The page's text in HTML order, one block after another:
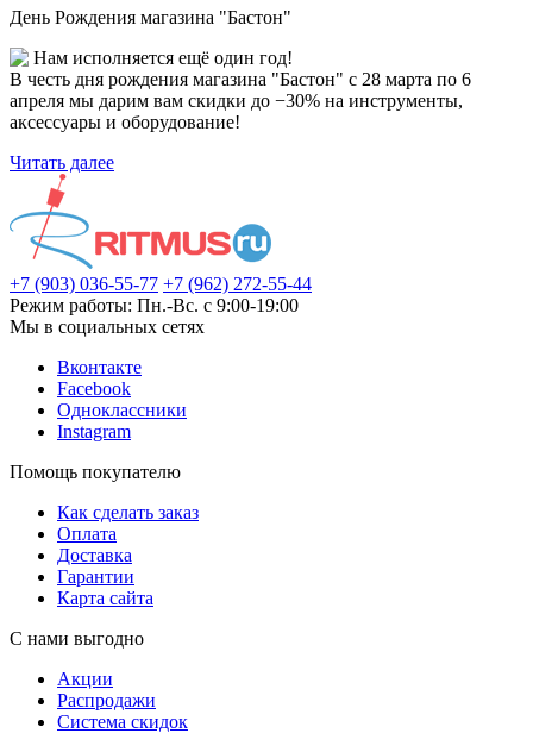
День Рождения магазина "Бастон"
Нам исполняется ещё один год!
В честь дня рождения магазина "Бастон" с 28 марта по 6
апреля мы дарим вам скидки до −30% на инструменты,
аксессуары и оборудование!
Читать далее
+7 (903) 036-55-77 +7 (962) 272-55-44
Режим работы: Пн.-Вс. с 9:00-19:00
Мы в социальных сетях
Вконтакте
Facebook
Одноклассники
Instagram
Помощь покупателю
Как сделать заказ
Оплата
Доставка
Гарантии
Карта сайта
С нами выгодно
Акции
Распродажи
Система скидок